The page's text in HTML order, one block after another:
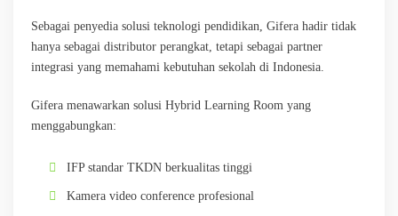
Sebagai penyedia solusi teknologi pendidikan, Gifera hadir tidak
hanya sebagai distributor perangkat, tetapi sebagai partner
integrasi yang memahami kebutuhan sekolah di Indonesia.
Gifera menawarkan solusi Hybrid Learning Room yang
menggabungkan:
IFP standar TKDN berkualitas tinggi
Kamera video conference profesional